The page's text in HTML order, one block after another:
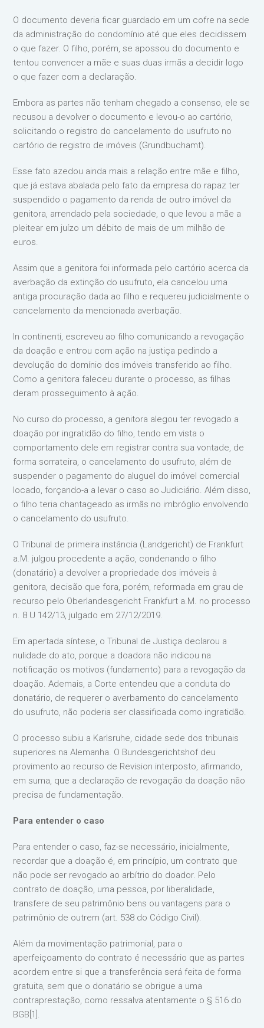
O documento deveria ficar guardado em um cofre na sede
da administração do condomínio até que eles decidissem
o que fazer. O filho, porém, se apossou do documento e
tentou convencer a mãe e suas duas irmãs a decidir logo
o que fazer com a declaração.
Embora as partes não tenham chegado a consenso, ele se
recusou a devolver o documento e levou-o ao cartório,
solicitando o registro do cancelamento do usufruto no
cartório de registro de imóveis (Grundbuchamt).
Esse fato azedou ainda mais a relação entre mãe e filho,
que já estava abalada pelo fato da empresa do rapaz ter
suspendido o pagamento da renda de outro imóvel da
genitora, arrendado pela sociedade, o que levou a mãe a
pleitear em juízo um débito de mais de um milhão de
euros.
Assim que a genitora foi informada pelo cartório acerca da
averbação da extinção do usufruto, ela cancelou uma
antiga procuração dada ao filho e requereu judicialmente o
cancelamento da mencionada averbação.
In continenti, escreveu ao filho comunicando a revogação
da doação e entrou com ação na justiça pedindo a
devolução do domínio dos imóveis transferido ao filho.
Como a genitora faleceu durante o processo, as filhas
deram prosseguimento à ação.
No curso do processo, a genitora alegou ter revogado a
doação por ingratidão do filho, tendo em vista o
comportamento dele em registrar contra sua vontade, de
forma sorrateira, o cancelamento do usufruto, além de
suspender o pagamento do aluguel do imóvel comercial
locado, forçando-a a levar o caso ao Judiciário. Além disso,
o filho teria chantageado as irmãs no imbróglio envolvendo
o cancelamento do usufruto.
O Tribunal de primeira instância (Landgericht) de Frankfurt
a.M. julgou procedente a ação, condenando o filho
(donatário) a devolver a propriedade dos imóveis à
genitora, decisão que fora, porém, reformada em grau de
recurso pelo Oberlandesgericht Frankfurt a.M. no processo
n. 8 U 142/13, julgado em 27/12/2019.
Em apertada síntese, o Tribunal de Justiça declarou a
nulidade do ato, porque a doadora não indicou na
notificação os motivos (fundamento) para a revogação da
doação. Ademais, a Corte entendeu que a conduta do
donatário, de requerer o averbamento do cancelamento
do usufruto, não poderia ser classificada como ingratidão.
O processo subiu a Karlsruhe, cidade sede dos tribunais
superiores na Alemanha. O Bundesgerichtshof deu
provimento ao recurso de Revision interposto, afirmando,
em suma, que a declaração de revogação da doação não
precisa de fundamentação.
Para entender o caso
Para entender o caso, faz-se necessário, inicialmente,
recordar que a doação é, em princípio, um contrato que
não pode ser revogado ao arbítrio do doador. Pelo
contrato de doação, uma pessoa, por liberalidade,
transfere de seu patrimônio bens ou vantagens para o
patrimônio de outrem (art. 538 do Código Civil).
Além da movimentação patrimonial, para o
aperfeiçoamento do contrato é necessário que as partes
acordem entre si que a transferência será feita de forma
gratuita, sem que o donatário se obrigue a uma
contraprestação, como ressalva atentamente o § 516 do
BGB[1].